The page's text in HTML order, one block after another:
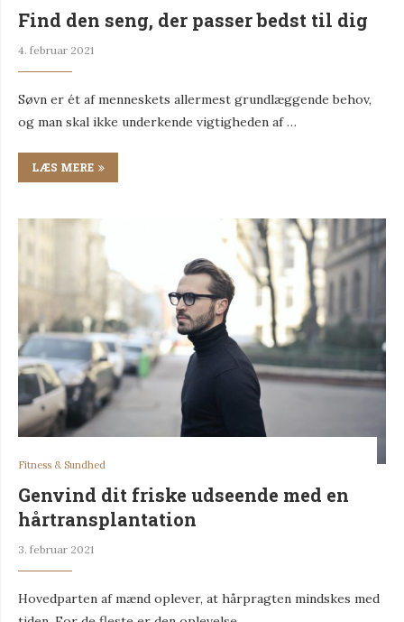
Find den seng, der passer bedst til dig
4. februar 2021
Søvn er ét af menneskets allermest grundlæggende behov,
og man skal ikke underkende vigtigheden af …
LÆS MERE
Fitness & Sundhed
Genvind dit friske udseende med en
hårtransplantation
3. februar 2021
Hovedparten af mænd oplever, at hårpragten mindskes med